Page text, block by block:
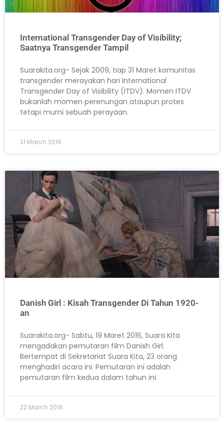
International Transgender Day of Visibility;
Saatnya Transgender Tampil
Suarakita.org- Sejak 2009, tiap 31 Maret komunitas
transgender merayakan hari International
Transgender Day of Visibility (ITDV). Momen ITDV
bukanlah momen perenungan ataupun protes
tetapi murni sebuah perayaan.
31 March 2016
Danish Girl : Kisah Transgender Di Tahun 1920-
an
Suarakita.org- Sabtu, 19 Maret 2016, Suara Kita
mengadakan pemutaran film Danish Girl.
Bertempat di Sekretariat Suara Kita, 23 orang
menghadiri acara ini. Pemutaran ini adalah
pemutaran film kedua dalam tahun ini.
22 March 2016